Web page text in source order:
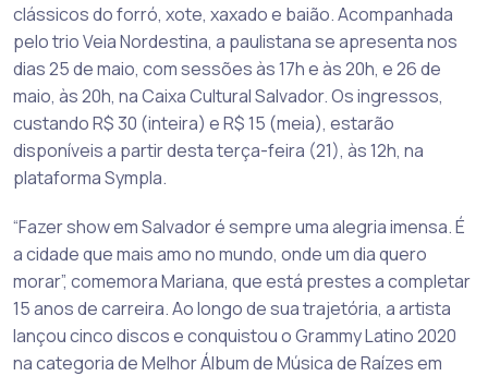
clássicos do forró, xote, xaxado e baião. Acompanhada
pelo trio Veia Nordestina, a paulistana se apresenta nos
dias 25 de maio, com sessões às 17h e às 20h, e 26 de
maio, às 20h, na Caixa Cultural Salvador. Os ingressos,
custando R$ 30 (inteira) e R$ 15 (meia), estarão
disponíveis a partir desta terça-feira (21), às 12h, na
plataforma Sympla.
“Fazer show em Salvador é sempre uma alegria imensa. É
a cidade que mais amo no mundo, onde um dia quero
morar”, comemora Mariana, que está prestes a completar
15 anos de carreira. Ao longo de sua trajetória, a artista
lançou cinco discos e conquistou o Grammy Latino 2020
na categoria de Melhor Álbum de Música de Raízes em